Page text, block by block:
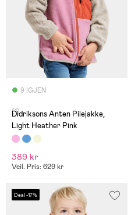
9 IGJEN
(1)
Didriksons Anten Pilejakke,
Light Heather Pink
389 kr
Veil. Pris: 629 kr
Deal -17%